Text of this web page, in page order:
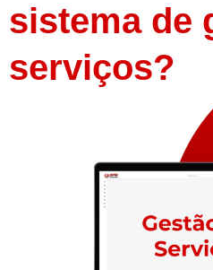
sistema de
serviços?